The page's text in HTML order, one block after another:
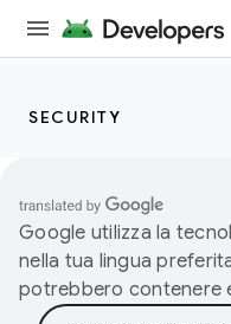
SECURITY
Google utilizza la
nella tua lingua
potrebbero contenere